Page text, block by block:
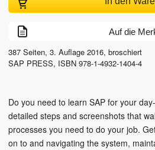
Auf die
387 Seiten, 3. Auflage 2016, broschiert
SAP PRESS, ISBN 978-1-4932-1404-4
Do you need to learn SAP for your
detailed steps and screenshots that
processes you need to do your job.
on to and navigating the system,